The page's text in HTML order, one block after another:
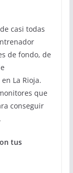
casi todas
de fondo, de
La Rioja.
que
conseguir
tus